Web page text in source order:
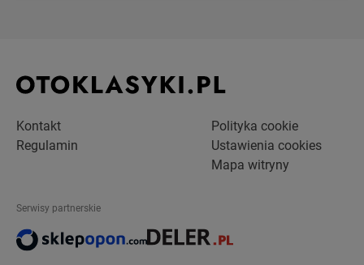
Kontakt
Regulamin
Polityka cookie
Ustawienia cookies
Mapa witryny
Serwisy partnerskie